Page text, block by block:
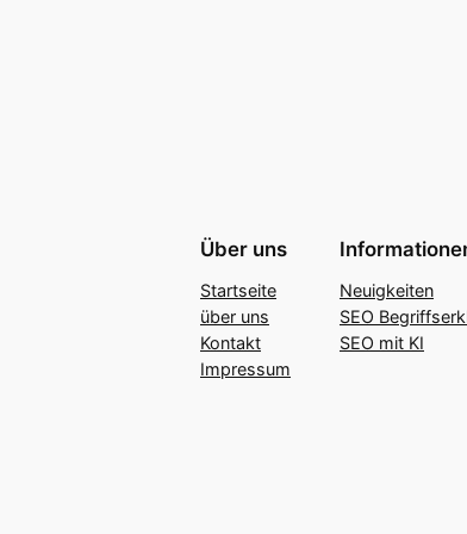
Über uns
Startseite
über uns
Kontakt
Impressum
Neuigkeiten
SEO
SEO mit KI